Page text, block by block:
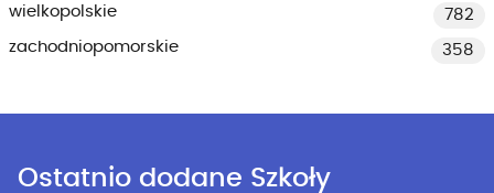
wielkopolskie
782
zachodniopomorskie
358
Ostatnio dodane Szkoły